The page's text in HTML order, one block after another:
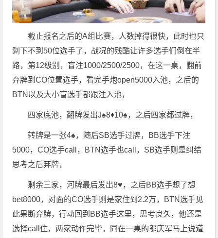
截止报名之后的A组比赛，人数掉得很快，此时也只
剩下不到50位选手了，战况的残酷让许多选手们倒在半
路，第12级别，盲注1000/2500/2500，在这一桌，翻前
弃牌到CO位置选手，看完手炮open5000入池，之后的
BTN以及大小盲选手都跟注入池，
四家底池，翻牌发出J♠️8♦️10♠️，之后四家都过牌，
转牌是一张4♠️，随后SB选手过牌，BB选手下注
5000，CO选手call，BTN选手也call，SB选手则是纠结
思考之后弃牌，
剩余三家，河牌最后发出8♥️，之后BB选手想了想
bet8000，对面的CO选手则是家住到2.2万，BTN选手见
此果断弃牌，行动回到BB选手这里，思考良久，他还是
选择call住，两家动作完毕，同在一桌的邬庆军马上说道